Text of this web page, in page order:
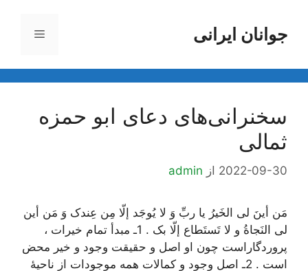
محتواجوانان ایرانی فهرست
سخنرانی‌های دعای ابو حمزه
ثمالی
2022-09-30 از admin
مَن أینَ لی الخَیرُ یا ربِّ وَ لا یُوجَد إلّا مِن عِندک وَ مَن أین
لی النَجاةُ و لا تَستَطاع إلّا بک . 1ـ مبدأ تمام خیرات ،
پروردگاراست چون او اصل و حقیقت وجود و خیر محض
است . 2ـ اصل وجود و کمالات همه موجودات از ناحیۀ